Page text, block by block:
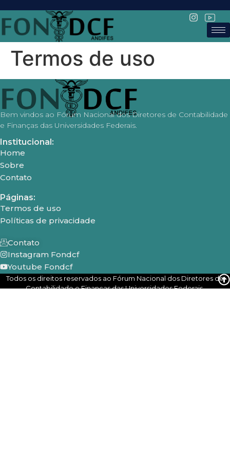
Termos de uso
Bem vindos ao Fórum Nacional dos Diretores de Contabilidade
e Finanças das Universidades Federais.
Institucional:
Home
Sobre
Contato
Páginas:
Termos de uso
Políticas de privacidade
Contato
Instagram Fondcf
Youtube Fondcf
Todos os direitos reservados ao Fórum Nacional dos Diretores de
Contabilidade e Finanças das Universidades Federais.